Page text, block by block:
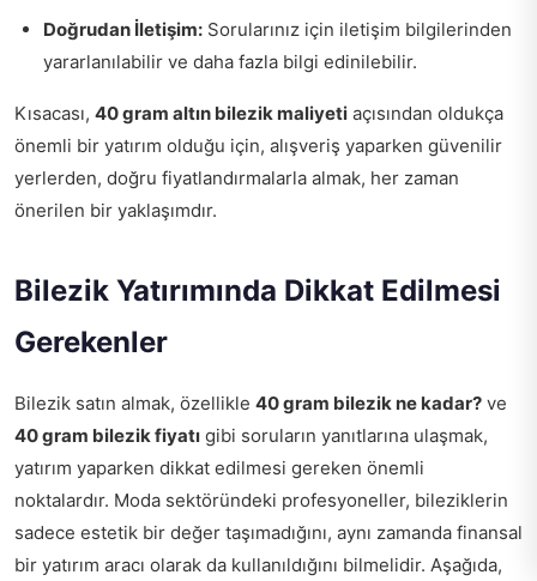
Doğrudan İletişim: Sorularınız için iletişim bilgilerinden
yararlanılabilir ve daha fazla bilgi edinilebilir.
Kısacası, 40 gram altın bilezik maliyeti açısından oldukça
önemli bir yatırım olduğu için, alışveriş yaparken güvenilir
yerlerden, doğru fiyatlandırmalarla almak, her zaman
önerilen bir yaklaşımdır.
Bilezik Yatırımında Dikkat Edilmesi
Gerekenler
Bilezik satın almak, özellikle 40 gram bilezik ne kadar? ve
40 gram bilezik fiyatı gibi soruların yanıtlarına ulaşmak,
yatırım yaparken dikkat edilmesi gereken önemli
noktalardır. Moda sektöründeki profesyoneller, bileziklerin
sadece estetik bir değer taşımadığını, aynı zamanda finansal
bir yatırım aracı olarak da kullanıldığını bilmelidir. Aşağıda,